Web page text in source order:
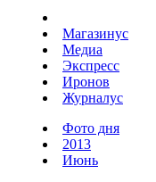
Магазинус
Медиа
Экспресс
Иронов
Журналус
Фото дня
2013
Июнь